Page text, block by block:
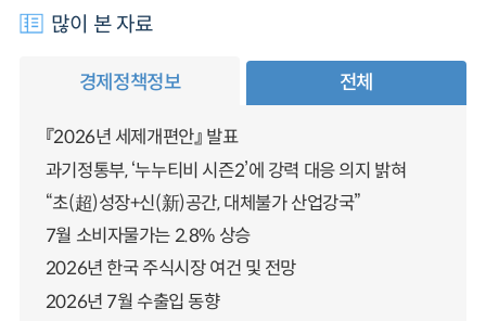
많이 본 자료
경제정책정보 전체
『2026년 세제개편안』 발표
과기정통부, ‘누누티비 시즌2’에 강력 대응 의지 밝혀
“초(超)성장+신(新)공간, 대체불가 산업강국”
7월 소비자물가는 2.8% 상승
2026년 한국 주식시장 여건 및 전망
2026년 7월 수출입 동향